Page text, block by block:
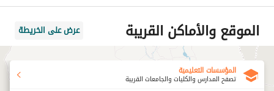
الموقع والأماكن القريبة عرض على الخريطة
المؤسسات التعليمية
تصفح المدارس والكليات والجامعات القريبة